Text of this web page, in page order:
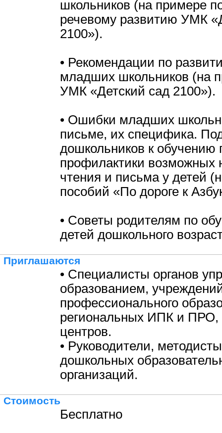
школьников (на примере
речевому развитию УМК
2100»).
• Рекомендации по
младших школьников (на
УМК «Детский сад 2100»).
• Ошибки младших
письме, их специфика.
дошкольников к обучению
профилактики возможных
чтения и письма у детей
пособий «По дороге к
• Советы родителям по
детей дошкольного
Приглашаются
• Специалисты органов
образованием,
профессионального
региональных ИПК и ПРО,
центров.
• Руководители,
дошкольных
организаций.
Стоимость
Бесплатно